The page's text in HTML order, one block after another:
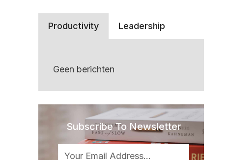
Productivity Leadership
Geen berichten
Subscribe To Newsletter